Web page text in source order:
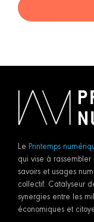
Le Printemps
qui vise à
savoirs et usages
collectif. Catalyseur
synergies entre les
économiques et